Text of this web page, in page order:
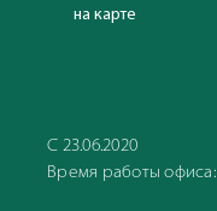
на карте
С 23.06.2020
Время работы офиса: